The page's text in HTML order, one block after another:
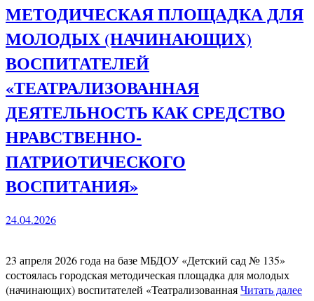
МЕТОДИЧЕСКАЯ ПЛОЩАДКА ДЛЯ
МОЛОДЫХ (НАЧИНАЮЩИХ)
ВОСПИТАТЕЛЕЙ
«ТЕАТРАЛИЗОВАННАЯ
ДЕЯТЕЛЬНОСТЬ КАК СРЕДСТВО
НРАВСТВЕННО-
ПАТРИОТИЧЕСКОГО
ВОСПИТАНИЯ»
24.04.2026
23 апреля 2026 года на базе МБДОУ «Детский сад № 135»
состоялась городская методическая площадка для молодых
(начинающих) воспитателей «ТеатрализованнаяЧитать далее